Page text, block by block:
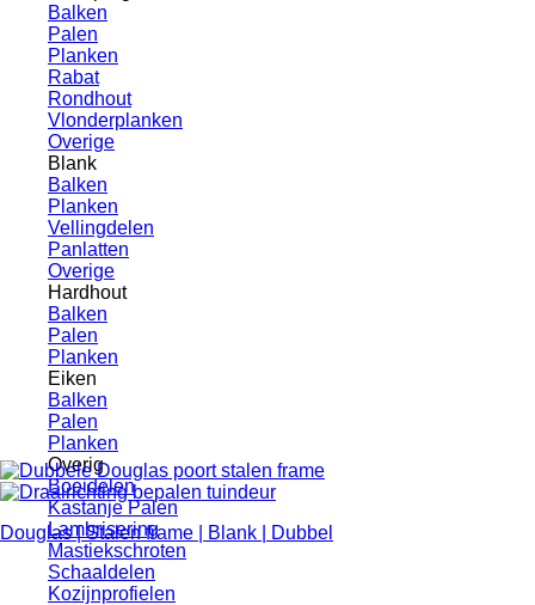
Balken
Palen
Planken
Rabat
Rondhout
Vlonderplanken
Overige
Blank
Balken
Planken
Vellingdelen
Panlatten
Overige
Hardhout
Balken
Palen
Planken
Eiken
Balken
Palen
Planken
Overig
Boeidelen
Kastanje Palen
Lambrisering
Mastiekschroten
Schaaldelen
Kozijnprofielen
Douglas | Stalen frame | Blank | Dubbel